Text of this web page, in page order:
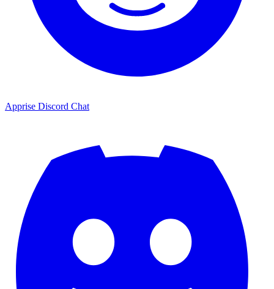
Apprise Discord Chat